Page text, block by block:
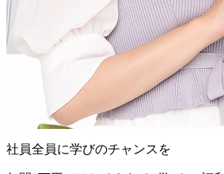
社員全員に学びのチャンスを